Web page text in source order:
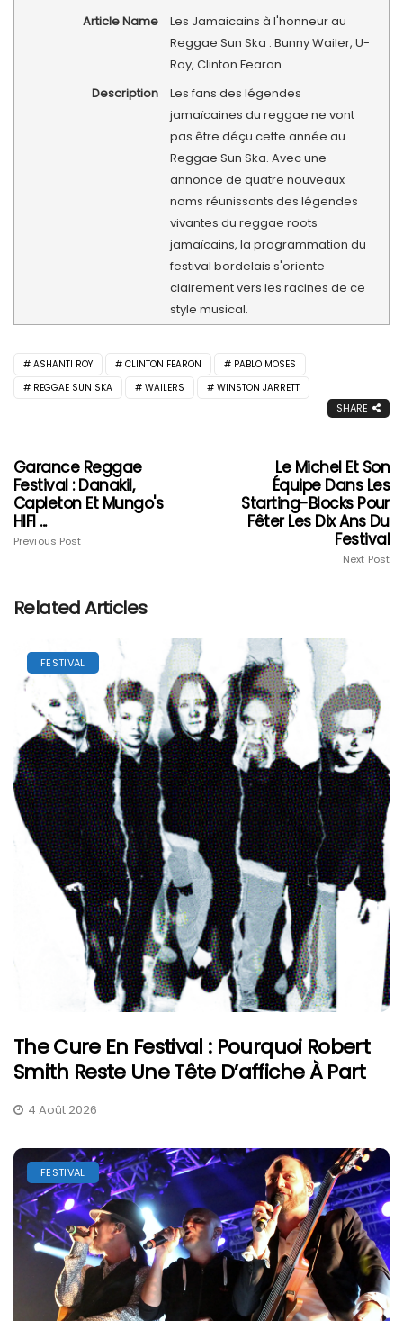
Article Name
Les Jamaicains à l'honneur au
Reggae Sun Ska : Bunny Wailer, U-
Roy, Clinton Fearon
Description
Les fans des légendes
jamaïcaines du reggae ne vont
pas être déçu cette année au
Reggae Sun Ska. Avec une
annonce de quatre nouveaux
noms réunissants des légendes
vivantes du reggae roots
jamaïcains, la programmation du
festival bordelais s'oriente
clairement vers les racines de ce
style musical.
ASHANTI ROY CLINTON FEARON
PABLO MOSES
REGGAE SUN SKA
WAILERS WINSTON JARRETT
SHARE
Garance Reggae
Festival : Danakil,
Capleton Et Mungo's
HIFI ...
Previous Post
Le Michel Et Son
Équipe Dans Les
Starting-Blocks Pour
Fêter Les Dix Ans Du
Festival
Next Post
Related Articles
FESTIVAL
The Cure En Festival : Pourquoi Robert
Smith Reste Une Tête D’affiche À Part
4 Août 2026
FESTIVAL